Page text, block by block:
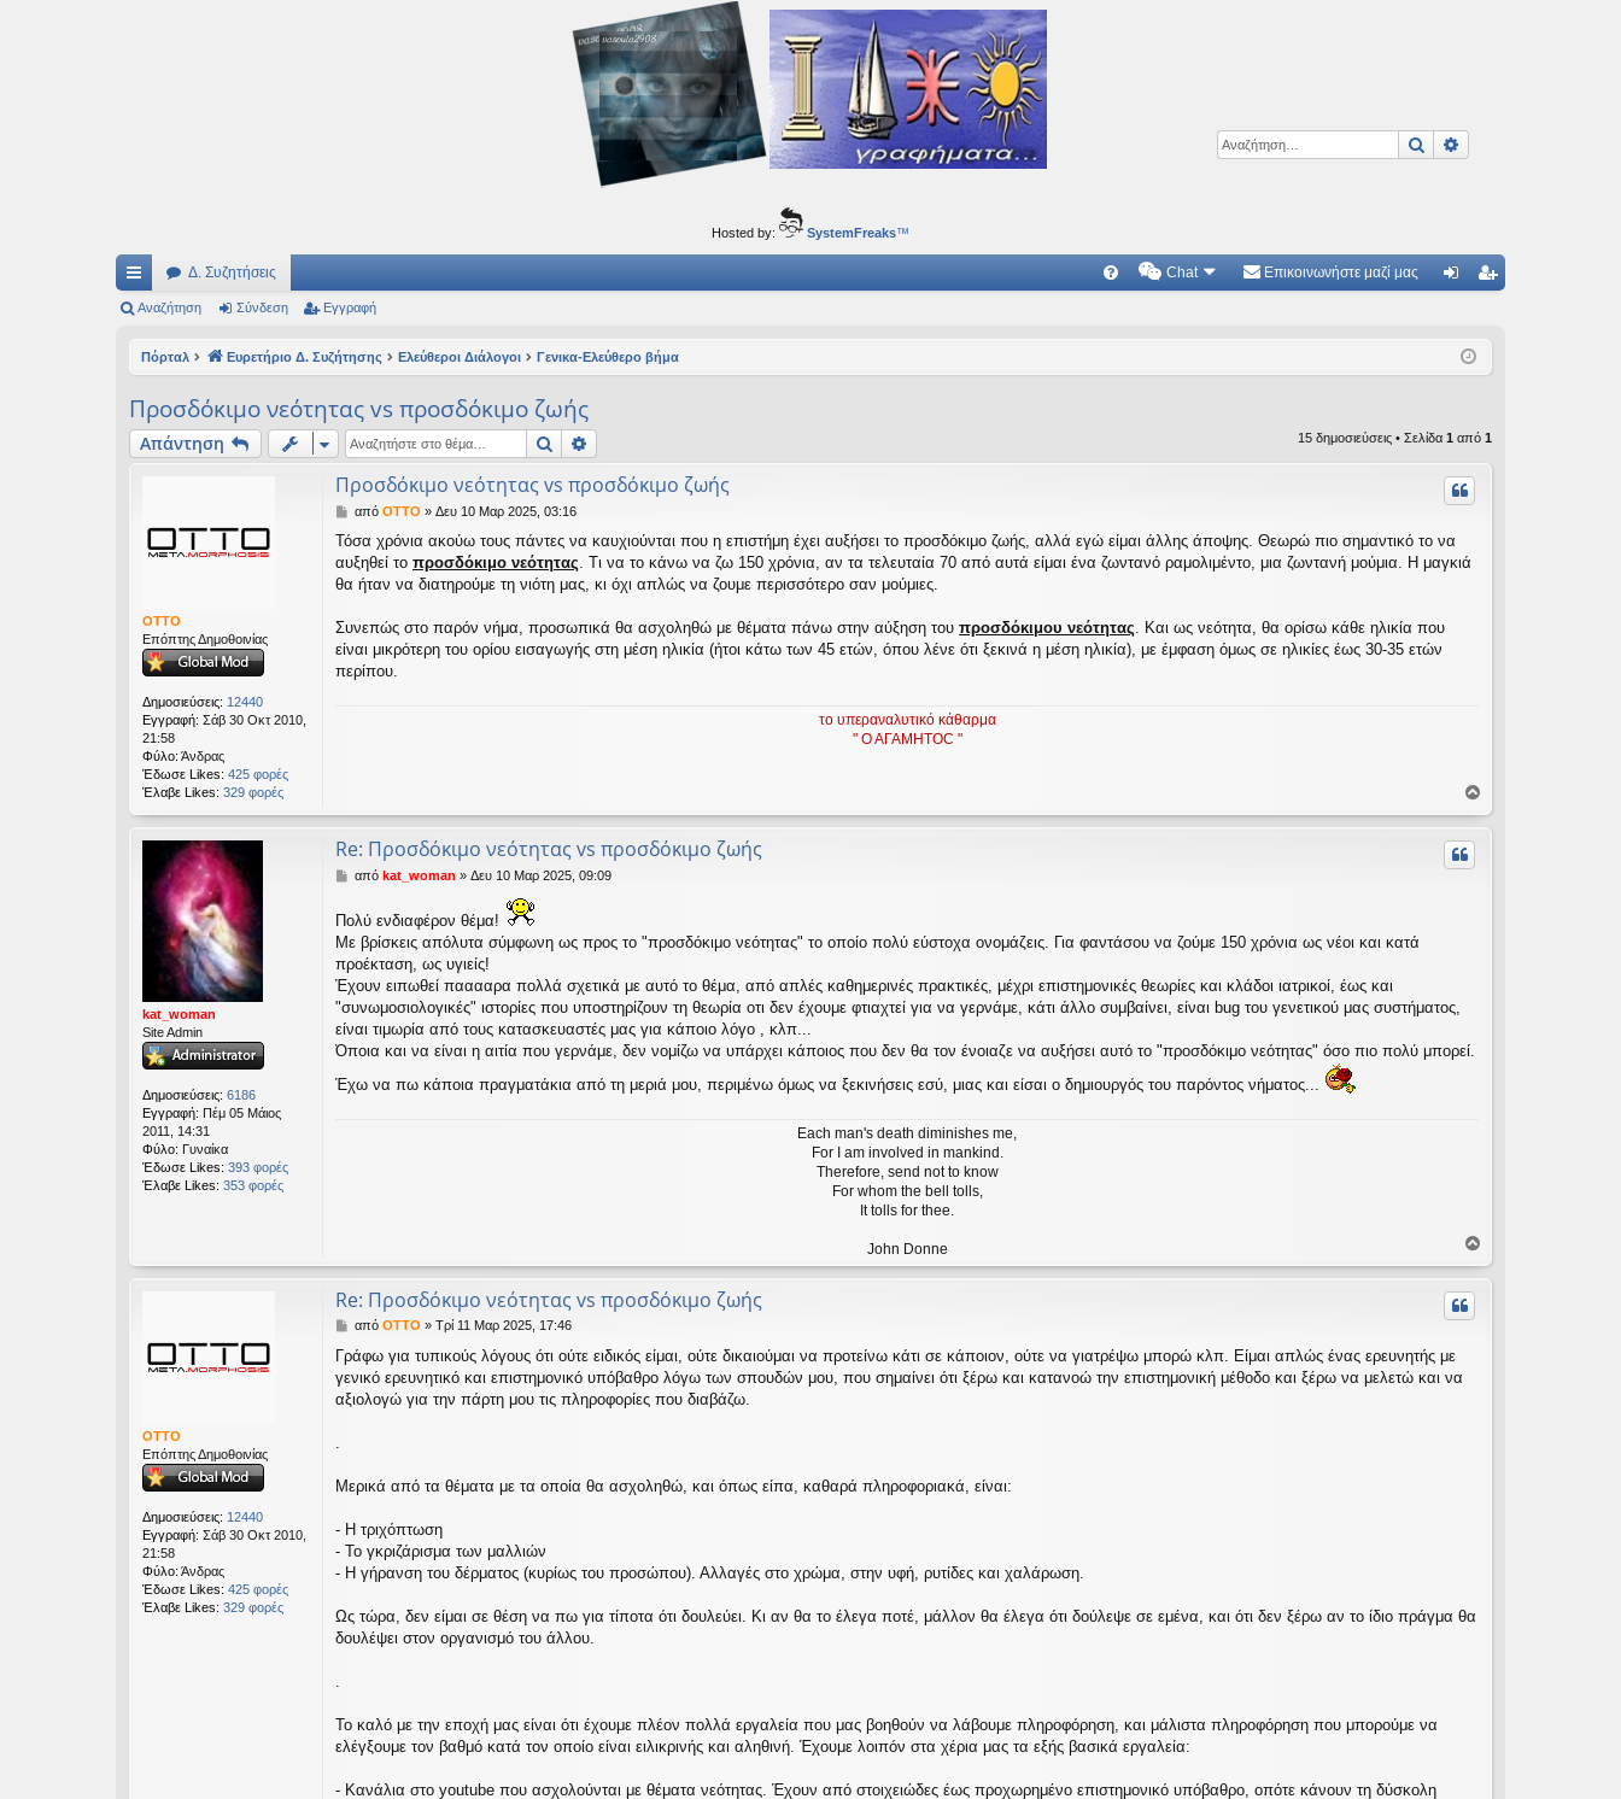
Αναζήτηση
Αυτός ο τόπος φιλοδοξεί να ανοίγει μονοπάτια για τα συναρπαστικά και όμορφα ταξίδια του νού...
Hosted by: SystemFreaks™
Γ
ρή
ς
συ
Δ. Συζητήσεις Chat Επικοινωνήστε μαζί μας
ρα
Αναζήτηση Σύνδεση Εγγραφή
Πόρταλ Ευρετήριο Δ. Συζήτησης Ελεύθεροι Διάλογοι Γενικα-Ελεύθερο βήμα
Προσδόκιμο νεότητας vs προσδόκιμο ζωής
Απάντηση Αναζήτηση 15 δημοσιεύσεις • Σελίδα 1 από 1
OTTO
Επόπτης Δημοθοινίας
Δημοσιεύσεις: 12440
Εγγραφή: Σάβ 30 Οκτ 2010,
21:58
Φύλο: Άνδρας
Έδωσε Likes: 425 φορές
Έλαβε Likes: 329 φορές
Προσδόκιμο νεότητας vs προσδόκιμο ζωής
Δ
μ
ο
σ
υ
σ
η
από OTTO » Δευ 10 Μαρ 2025, 03:16
Τόσα χρόνια ακούω τους πάντες να καυχιούνται που η επιστήμη έχει αυξήσει το προσδόκιμο ζωής, αλλά εγώ είμαι άλλης άποψης. Θεωρώ πιο σημαντικό το να
αυξηθεί το προσδόκιμο νεότητας. Τι να το κάνω να ζω 150 χρόνια, αν τα τελευταία 70 από αυτά είμαι ένα ζωντανό ραμολιμέντο, μια ζωντανή μούμια. Η μαγκιά
θα ήταν να διατηρούμε τη νιότη μας, κι όχι απλώς να ζουμε περισσότερο σαν μούμιες.
Συνεπώς στο παρόν νήμα, προσωπικά θα ασχοληθώ με θέματα πάνω στην αύξηση του προσδόκιμου νεότητας. Και ως νεότητα, θα ορίσω κάθε ηλικία που
είναι μικρότερη του ορίου εισαγωγής στη μέση ηλικία (ήτοι κάτω των 45 ετών, όπου λένε ότι ξεκινά η μέση ηλικία), με έμφαση όμως σε ηλικίες έως 30-35 ετών
περίπου.
το υπεραναλυτικό κάθαρμα
" Ο ΑΓΑΜΗΤΟC "
ο
ρ
kat_woman
Site Admin
Δημοσιεύσεις: 6186
Εγγραφή: Πέμ 05 Μάιος
2011, 14:31
Φύλο: Γυναίκα
Έδωσε Likes: 393 φορές
Έλαβε Likes: 353 φορές
Re: Προσδόκιμο νεότητας vs προσδόκιμο ζωής
Δ
ο
σ
ί
ε
η
από kat_woman » Δευ 10 Μαρ 2025, 09:09
Πολύ ενδιαφέρον θέμα!
Με βρίσκεις απόλυτα σύμφωνη ως προς το "προσδόκιμο νεότητας" το οποίο πολύ εύστοχα ονομάζεις. Για φαντάσου να ζούμε 150 χρόνια ως νέοι και κατά
προέκταση, ως υγιείς!
Έχουν ειπωθεί πααααρα πολλά σχετικά με αυτό το θέμα, από απλές καθημερινές πρακτικές, μέχρι επιστημονικές θεωρίες και κλάδοι ιατρικοί, έως και
"συνωμοσιολογικές" ιστορίες που υποστηρίζουν τη θεωρία οτι δεν έχουμε φτιαχτεί για να γερνάμε, κάτι άλλο συμβαίνει, είναι bug του γενετικού μας συστήματος,
είναι τιμωρία από τους κατασκευαστές μας για κάποιο λόγο , κλπ...
Όποια και να είναι η αιτία που γερνάμε, δεν νομίζω να υπάρχει κάποιος που δεν θα τον ένοιαζε να αυξήσει αυτό το "προσδόκιμο νεότητας" όσο πιο πολύ μπορεί.
Έχω να πω κάποια πραγματάκια από τη μεριά μου, περιμένω όμως να ξεκινήσεις εσύ, μιας και είσαι ο δημιουργός του παρόντος νήματος...
Each man's death diminishes me,
For I am involved in mankind.
Therefore, send not to know
For whom the bell tolls,
It tolls for thee.
John Donne
ο
ρ
OTTO
Επόπτης Δημοθοινίας
Δημοσιεύσεις: 12440
Εγγραφή: Σάβ 30 Οκτ 2010,
21:58
Φύλο: Άνδρας
Έδωσε Likes: 425 φορές
Έλαβε Likes: 329 φορές
Re: Προσδόκιμο νεότητας vs προσδόκιμο ζωής
Δ
μ
ο
σ
η
από OTTO » Τρί 11 Μαρ 2025, 17:46
Γράφω για τυπικούς λόγους ότι ούτε ειδικός είμαι, ούτε δικαιούμαι να προτείνω κάτι σε κάποιον, ούτε να γιατρέψω μπορώ κλπ. Είμαι απλώς ένας ερευνητής με
γενικό ερευνητικό και επιστημονικό υπόβαθρο λόγω των σπουδών μου, που σημαίνει ότι ξέρω και κατανοώ την επιστημονική μέθοδο και ξέρω να μελετώ και να
αξιολογώ για την πάρτη μου τις πληροφορίες που διαβάζω.
Μερικά από τα θέματα με τα οποία θα ασχοληθώ, και όπως είπα, καθαρά πληροφοριακά, είναι:
- Η τριχόπτωση
- Το γκριζάρισμα των μαλλιών
- Η γήρανση του δέρματος (κυρίως του προσώπου). Αλλαγές στο χρώμα, στην υφή, ρυτίδες και χαλάρωση.
Ως τώρα, δεν είμαι σε θέση να πω για τίποτα ότι δουλεύει. Κι αν θα το έλεγα ποτέ, μάλλον θα έλεγα ότι δούλεψε σε εμένα, και ότι δεν ξέρω αν το ίδιο πράγμα θα
δουλέψει στον οργανισμό του άλλου.
Το καλό με την εποχή μας είναι ότι έχουμε πλέον πολλά εργαλεία που μας βοηθούν να λάβουμε πληροφόρηση, και μάλιστα πληροφόρηση που μπορούμε να
ελέγξουμε τον βαθμό κατά τον οποίο είναι ειλικρινής και αληθινή. Έχουμε λοιπόν στα χέρια μας τα εξής βασικά εργαλεία:
- Κανάλια στο youtube που ασχολούνται με θέματα νεότητας. Έχουν από στοιχειώδες έως προχωρημένο επιστημονικό υπόβαθρο, οπότε κάνουν τη δύσκολη